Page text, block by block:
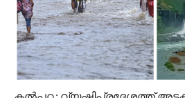
കൽപ്പറ്റ : വ്യഷ്ടിപ്രദേശത്ത്